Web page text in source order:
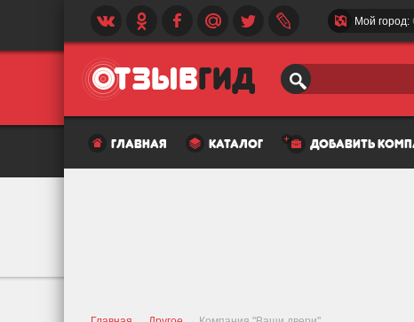
Мой город:
главная каталог добавить